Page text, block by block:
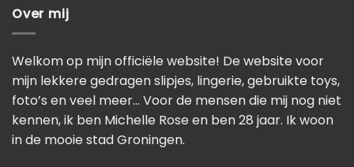
Over mij
Welkom op mijn officiële website! De website voor
mijn lekkere gedragen slipjes, lingerie, gebruikte toys,
foto’s en veel meer… Voor de mensen die mij nog niet
kennen, ik ben Michelle Rose en ben 28 jaar. Ik woon
in de mooie stad Groningen.